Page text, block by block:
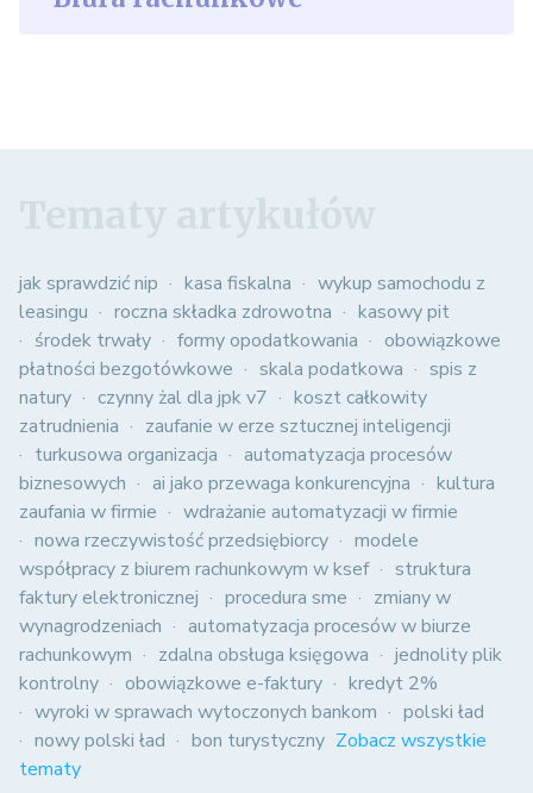
jak sprawdzić nip kasa fiskalna
wykup samochodu z
leasingu
roczna składka zdrowotna
kasowy pit
środek trwały
formy opodatkowania
obowiązkowe
płatności bezgotówkowe
skala podatkowa
spis z
natury
czynny żal dla jpk v7
koszt całkowity
zatrudnienia
zaufanie w erze sztucznej inteligencji
turkusowa organizacja
automatyzacja procesów
biznesowych
ai jako przewaga konkurencyjna
kultura
zaufania w firmie
wdrażanie automatyzacji w firmie
nowa rzeczywistość przedsiębiorcy
modele
współpracy z biurem rachunkowym w ksef
struktura
faktury elektronicznej
procedura sme
zmiany w
wynagrodzeniach
automatyzacja procesów w biurze
rachunkowym
zdalna obsługa księgowa
jednolity plik
kontrolny
obowiązkowe e-faktury
kredyt 2%
wyroki w sprawach wytoczonych bankom
polski ład
nowy polski ład
bon turystyczny Zobacz wszystkie
tematy